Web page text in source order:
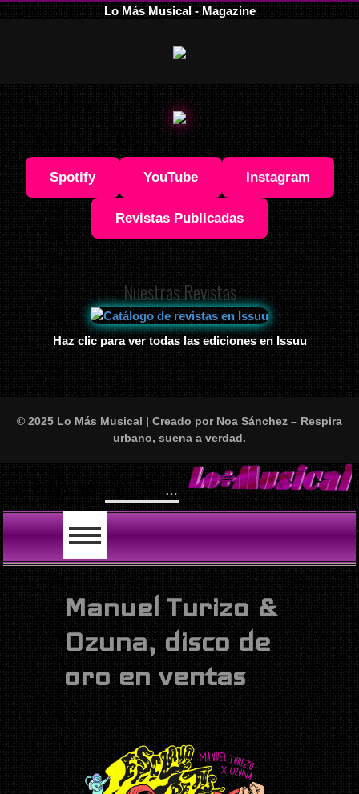
Lo Más Musical - Magazine
Spotify YouTube Instagram
Revistas Publicadas
Nuestras Revistas
Haz clic para ver todas las ediciones en Issuu
© 2025 Lo Más Musical | Creado por Noa Sánchez – Respira
urbano, suena a verdad.
LO ÚLTIMO Will Smith se tira un temazo con India Martínez y nos deja locos: “First Love” ya está aquí y es puro fuego fino
Manuel Turizo &
Ozuna, disco de
oro en ventas